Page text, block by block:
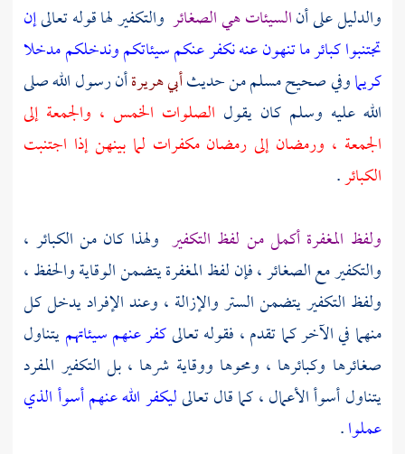
والدليل على أنالسيئات هي الصغائر والتكفير لها قوله تعالىإن
تجتنبوا كبائر ما تنهون عنه نكفر عنكم سيئاتكم وندخلكم مدخلا
كريماوفي صحيح مسلم من حديثأبي هريرةأن رسول الله صلى
الله عليه وسلم كان يقول الصلوات الخمس ، والجمعة إلى
الجمعة ، ورمضان إلى رمضان مكفرات لما بينهن إذا اجتنبت
الكبائر.
ولفظ المغفرة أكمل من لفظ التكفير ولهذا كان من الكبائر ،
والتكفير مع الصغائر ، فإن لفظ المغفرة يتضمن الوقاية والحفظ ،
ولفظ التكفير يتضمن الستر والإزالة ، وعند الإفراد يدخل كل
منهما في الآخر كما تقدم ، فقوله تعالىكفر عنهم سيئاتهميتناول
صغائرها وكبائرها ، ومحوها ووقاية شرها ، بل التكفير المفرد
يتناول أسوأ الأعمال ، كما قال تعالىليكفر الله عنهم أسوأ الذي
عملوا.